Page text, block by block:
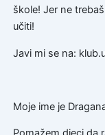
škole! Jer ne
učiti!
Javi mi se na:
Moje ime je